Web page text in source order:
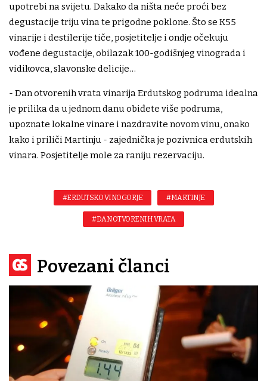
upotrebi na svijetu. Dakako da ništa neće proći bez
degustacije triju vina te prigodne poklone. Što se K55
vinarije i destilerije tiče, posjetitelje i ondje očekuju
vođene degustacije, obilazak 100-godišnjeg vinograda i
vidikovca, slavonske delicije…
- Dan otvorenih vrata vinarija Erdutskog podruma idealna
je prilika da u jednom danu obiđete više podruma,
upoznate lokalne vinare i nazdravite novom vinu, onako
kako i priliči Martinju - zajednička je pozivnica erdutskih
vinara. Posjetitelje mole za raniju rezervaciju.
#ERDUTSKO VINOGORJE #MARTINJE
#DAN OTVORENIH VRATA
Povezani članci